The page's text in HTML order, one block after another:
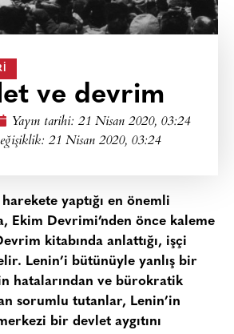
ve devrim
Yayın tarihi: 21 Nisan 2020, 03:24
21 Nisan 2020, 03:24
yaptığı en önemli
Ekim Devrimi’nden önce kaleme
kitabında anlattığı, işçi
Lenin’i bütünüyle yanlış bir
hatalarından ve bürokratik
sorumlu tutanlar, Lenin’in
bir devlet aygıtını